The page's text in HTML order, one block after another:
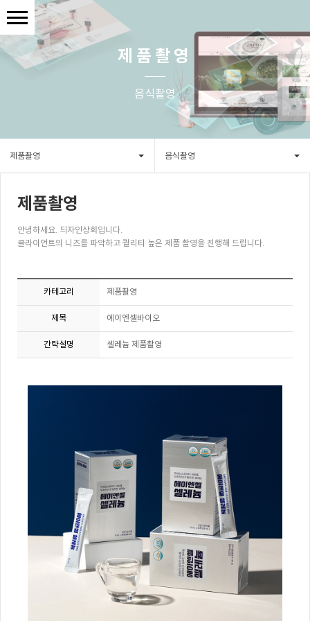
제품촬영
음식촬영
제품촬영 음식촬영
제품촬영
안녕하세요. 듸자인상회입니다.
클라이언트의 니즈를 파악하고 퀄리티 높은 제품 촬영을 진행해 드립니다.
카테고리 제품촬영
제목 에이엔셀바이오
간략설명 셀레늄 제품촬영